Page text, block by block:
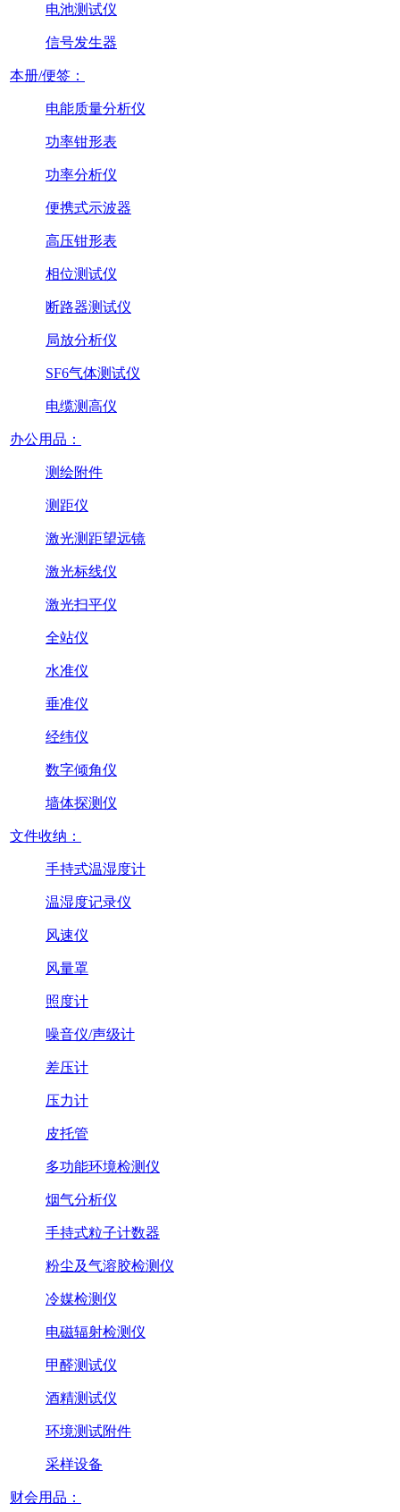
电池测试仪
信号发生器
本册/便签：
电能质量分析仪
功率钳形表
功率分析仪
便携式示波器
高压钳形表
相位测试仪
断路器测试仪
局放分析仪
SF6气体测试仪
电缆测高仪
办公用品：
测绘附件
测距仪
激光测距望远镜
激光标线仪
激光扫平仪
全站仪
水准仪
垂准仪
经纬仪
数字倾角仪
墙体探测仪
文件收纳：
手持式温湿度计
温湿度记录仪
风速仪
风量罩
照度计
噪音仪/声级计
差压计
压力计
皮托管
多功能环境检测仪
烟气分析仪
手持式粒子计数器
粉尘及气溶胶检测仪
冷媒检测仪
电磁辐射检测仪
甲醛测试仪
酒精测试仪
环境测试附件
采样设备
财会用品：